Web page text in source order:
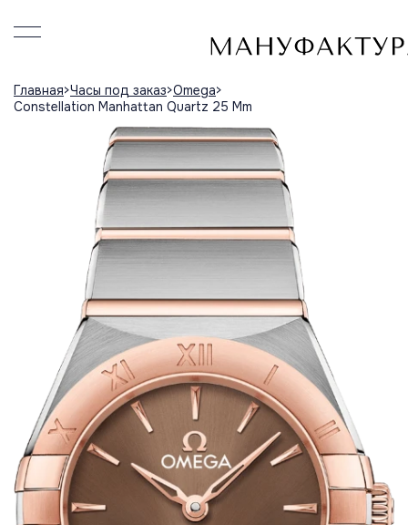
Главная Часы под заказ Omega
Constellation Manhattan Quartz 25 Mm